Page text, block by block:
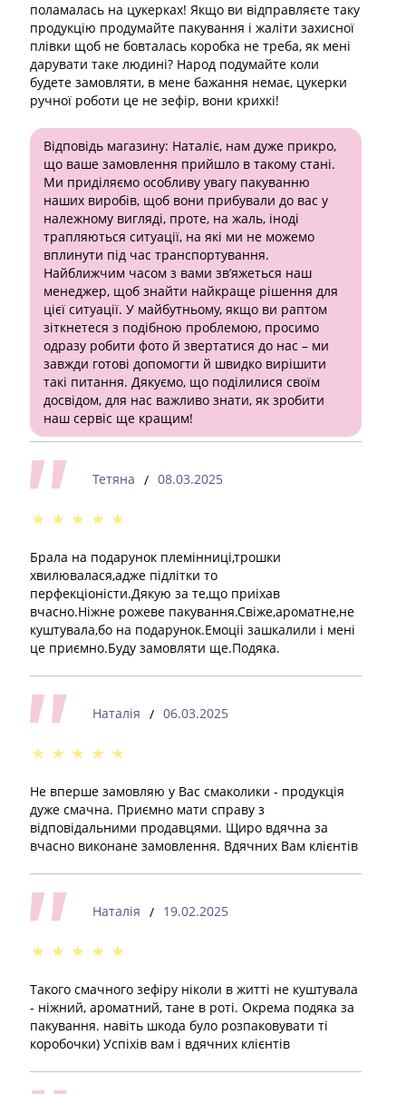
поламалась на цукерках! Якщо ви відправляєте таку
продукцію продумайте пакування і жаліти захисної
плівки щоб не бовталась коробка не треба, як мені
дарувати таке людині? Народ подумайте коли
будете замовляти, в мене бажання немає, цукерки
ручної роботи це не зефір, вони крихкі!
Відповідь магазину: Наталіє, нам дуже прикро,
що ваше замовлення прийшло в такому стані.
Ми приділяємо особливу увагу пакуванню
наших виробів, щоб вони прибували до вас у
належному вигляді, проте, на жаль, іноді
трапляються ситуації, на які ми не можемо
вплинути під час транспортування.
Найближчим часом з вами зв’яжеться наш
менеджер, щоб знайти найкраще рішення для
цієї ситуації. У майбутньому, якщо ви раптом
зіткнетеся з подібною проблемою, просимо
одразу робити фото й звертатися до нас – ми
завжди готові допомогти й швидко вирішити
такі питання. Дякуємо, що поділилися своїм
досвідом, для нас важливо знати, як зробити
наш сервіс ще кращим!
Тетяна / 08.03.2025
★ ★ ★ ★ ★
Брала на подарунок племінниці,трошки
хвилювалася,адже підлітки то
перфекціоністи.Дякую за те,що приіхав
вчасно.Ніжне рожеве пакування.Свіже,ароматне,не
куштувала,бо на подарунок.Емоціі зашкалили і мені
це приємно.Буду замовляти ще.Подяка.
Наталія / 06.03.2025
★ ★ ★ ★ ★
Не вперше замовляю у Вас смаколики - продукція
дуже смачна. Приємно мати справу з
відповідальними продавцями. Щиро вдячна за
вчасно виконане замовлення. Вдячних Вам клієнтів
Наталія / 19.02.2025
★ ★ ★ ★ ★
Такого смачного зефіру ніколи в житті не куштувала
- ніжний, ароматний, тане в роті. Окрема подяка за
пакування. навіть шкода було розпаковувати ті
коробочки) Успіхів вам і вдячних клієнтів